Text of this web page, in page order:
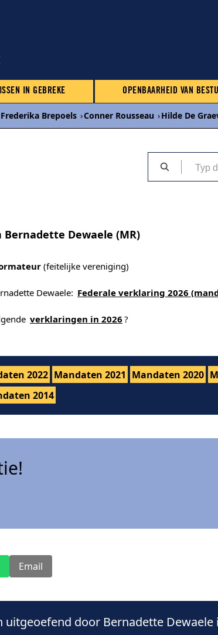
IN GEBREKE OPENBAARHEID VAN
Frederika Brepoels ›Conner Rousseau ›Hilde De
Dewaele (MR)
(feitelijke vereniging)
Dewaele: Federale verklaring 2026
verklaringen in 2026 ?
2022 Mandaten 2021 Mandaten 2020
2014
Email
door Bernadette Dewaele